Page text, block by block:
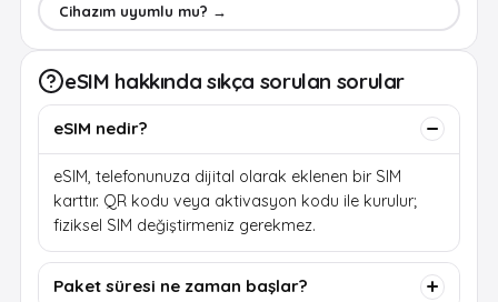
Cihazım uyumlu mu? →
eSIM hakkında sıkça sorulan sorular
eSIM nedir?
eSIM, telefonunuza dijital olarak eklenen bir SIM
karttır. QR kodu veya aktivasyon kodu ile kurulur;
fiziksel SIM değiştirmeniz gerekmez.
Paket süresi ne zaman başlar?